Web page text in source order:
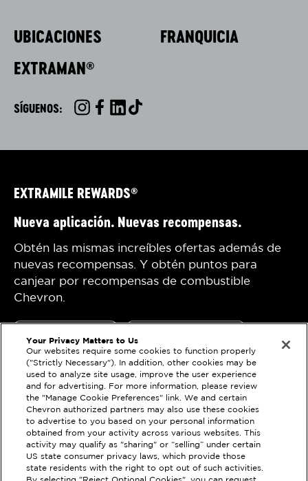
UBICACIONES
EXTRAMAN®
FRANQUICIA
SÍGUENOS:
INSTAGRAM
FACEBOOK
LINKEDIN
TIKTOK
EXTRAMILE REWARDS®
Nueva aplicación. Nuevas recompensas.
Obtén las mismas increíbles ofertas además de
nuevas recompensas. Y obtén puntos para
canjear por recompensas de combustible
Chevron.
Declaración de
privacidad
Términos de uso
Techron
Chevron
Utiliza el localizador de tiendas para encontrar
Your Privacy Matters to Us
Our websites require some cookies to function properly
("Strictly Necessary"). In addition, other cookies may be
used to analyze site usage, improve the user experience
and for advertising. For more information, please review
the "Manage Cookie Preferences" link. We and certain
Chevron authorized partners may also use these cookies
to advertise to you based on your personal information
obtained from your activity across various websites. This
activity may qualify as "sharing" or “selling” under certain
US state consumer privacy laws, which provide those
state residents with the right to opt out of such activities.